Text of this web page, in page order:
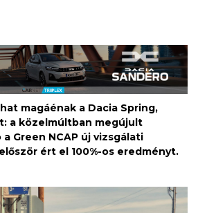
magáénak a Dacia Spring,
a közelmúltban megújult
Green NCAP új vizsgálati
ért el 100%-os eredményt.